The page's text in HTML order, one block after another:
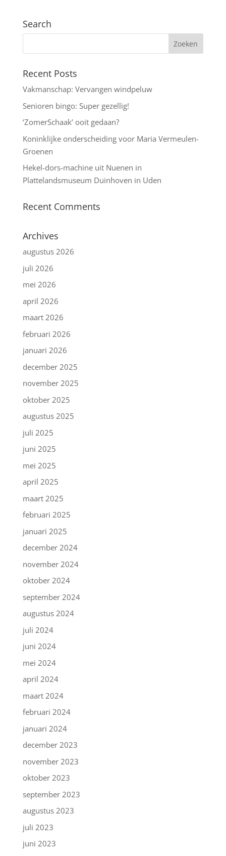
Search
Recent Posts
Vakmanschap: Vervangen windpeluw
Senioren bingo: Super gezellig!
‘ZomerSchaak’ ooit gedaan?
Koninklijke onderscheiding voor Maria Vermeulen-
Groenen
Hekel-dors-machine uit Nuenen in
Plattelandsmuseum Duinhoven in Uden
Recent Comments
Archives
augustus 2026
juli 2026
mei 2026
april 2026
maart 2026
februari 2026
januari 2026
december 2025
november 2025
oktober 2025
augustus 2025
juli 2025
juni 2025
mei 2025
april 2025
maart 2025
februari 2025
januari 2025
december 2024
november 2024
oktober 2024
september 2024
augustus 2024
juli 2024
juni 2024
mei 2024
april 2024
maart 2024
februari 2024
januari 2024
december 2023
november 2023
oktober 2023
september 2023
augustus 2023
juli 2023
juni 2023